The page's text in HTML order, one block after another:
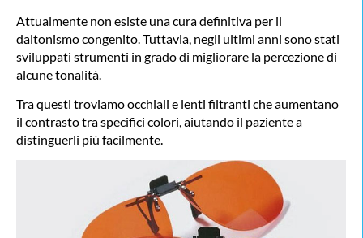
Attualmente non esiste una cura definitiva per il
daltonismo congenito. Tuttavia, negli ultimi anni sono stati
sviluppati strumenti in grado di migliorare la percezione di
alcune tonalità.
Tra questi troviamo occhiali e lenti filtranti che aumentano
il contrasto tra specifici colori, aiutando il paziente a
distinguerli più facilmente.